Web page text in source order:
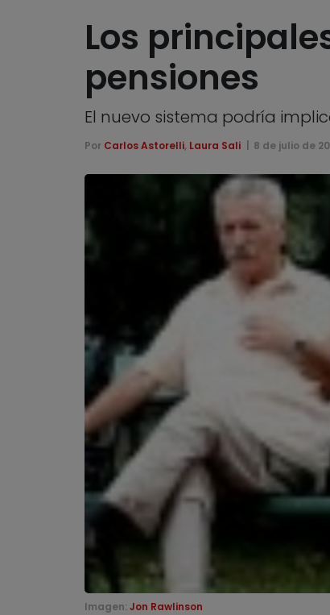
Los
pensiones
El nuevo sistema podría
Por Carlos Astorelli, Laura Sali 8 de julio de
Imagen: Jon Rawlinson